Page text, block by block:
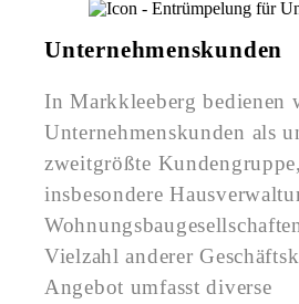
Unternehmenskunden
In Markkleeberg bedienen
Unternehmenskunden als
zweitgrößte
insbesondere
Vielzahl anderer
Angebot umfasst diverse